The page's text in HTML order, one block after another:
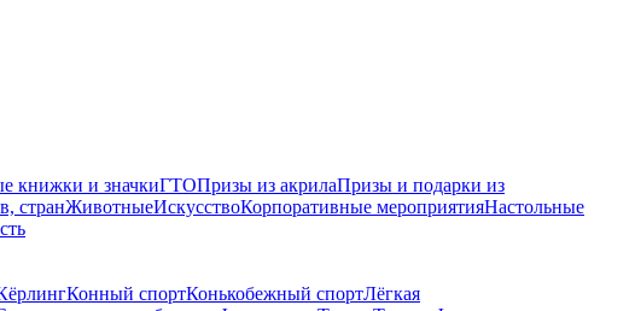
книжки и значкиГТОПризы из акрилаПризы и подарки из
странЖивотныеИскусствоКорпоративные мероприятияНастольные
Конный спортКонькобежный спортЛёгкая